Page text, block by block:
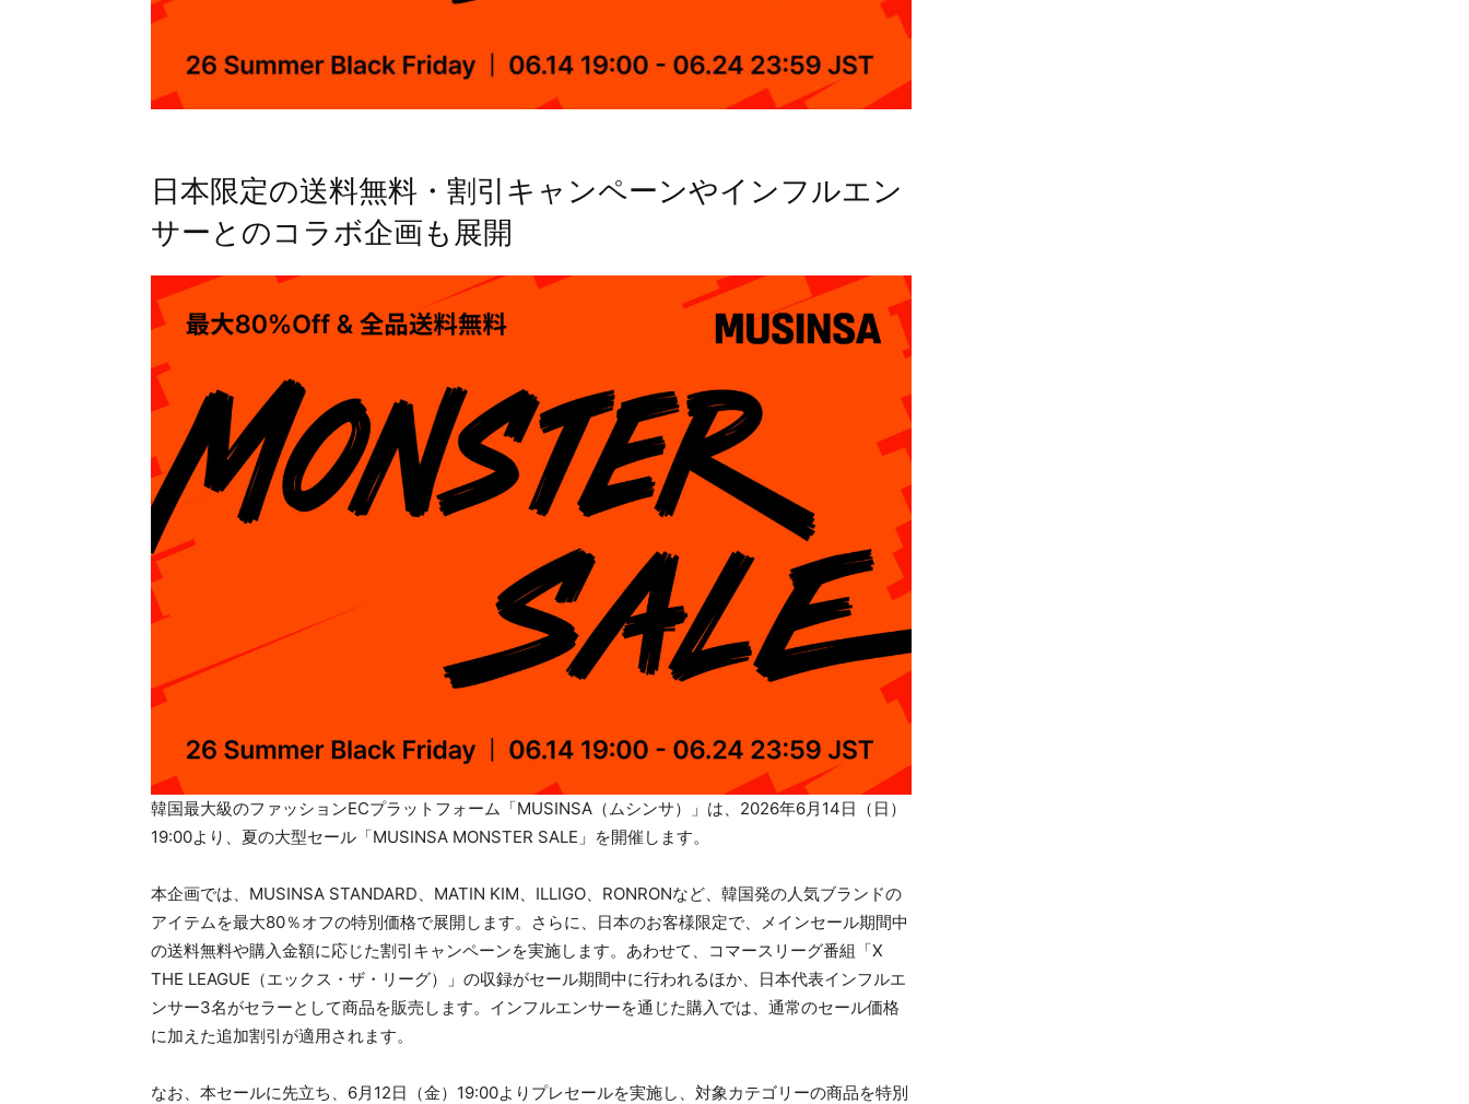
日本限定の送料無料・割引キャンペーンやインフルエン
サーとのコラボ企画も展開
韓国最大級のファッションECプラットフォーム「MUSINSA（ムシンサ）」は、2026年6月14日（日）
19:00より、夏の大型セール「MUSINSA MONSTER SALE」を開催します。
本企画では、MUSINSA STANDARD、MATIN KIM、ILLIGO、RONRONなど、韓国発の人気ブランドの
アイテムを最大80％オフの特別価格で展開します。さらに、日本のお客様限定で、メインセール期間中
の送料無料や購入金額に応じた割引キャンペーンを実施します。あわせて、コマースリーグ番組「X
THE LEAGUE（エックス・ザ・リーグ）」の収録がセール期間中に行われるほか、日本代表インフルエ
ンサー3名がセラーとして商品を販売します。インフルエンサーを通じた購入では、通常のセール価格
に加えた追加割引が適用されます。
なお、本セールに先立ち、6月12日（金）19:00よりプレセールを実施し、対象カテゴリーの商品を特別